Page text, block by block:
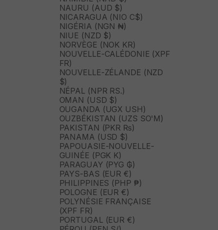
NAURU (AUD $)
NICARAGUA (NIO C$)
NIGÉRIA (NGN ₦)
NIUE (NZD $)
NORVÈGE (NOK KR)
NOUVELLE-CALÉDONIE (XPF
FR)
NOUVELLE-ZÉLANDE (NZD
$)
NÉPAL (NPR RS.)
OMAN (USD $)
OUGANDA (UGX USH)
OUZBÉKISTAN (UZS SO'M)
PAKISTAN (PKR ₨)
PANAMA (USD $)
PAPOUASIE-NOUVELLE-
GUINÉE (PGK K)
PARAGUAY (PYG ₲)
PAYS-BAS (EUR €)
PHILIPPINES (PHP ₱)
POLOGNE (EUR €)
POLYNÉSIE FRANÇAISE
(XPF FR)
PORTUGAL (EUR €)